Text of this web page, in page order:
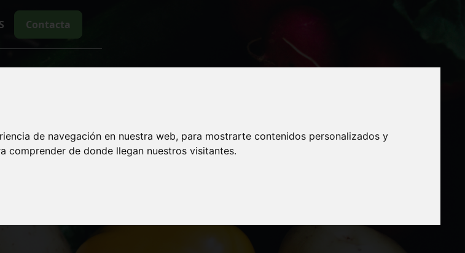
de navegación en nuestra web, para mostrarte contenidos personalizados y
comprender de donde llegan nuestros visitantes.
Contacta
de Ribadeo
UN FUTURO